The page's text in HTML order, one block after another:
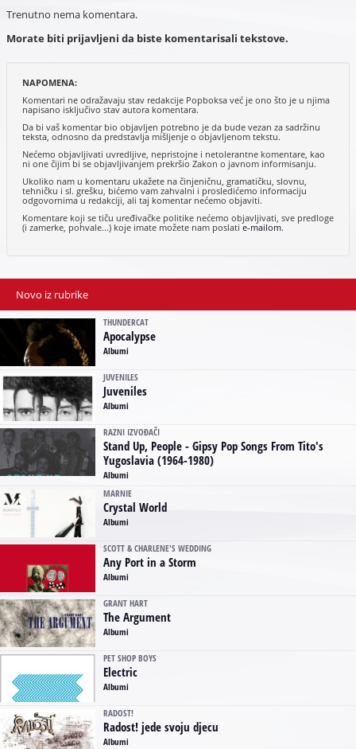
Trenutno nema komentara.
Morate biti prijavljeni da biste komentarisali tekstove.
NAPOMENA:
Komentari ne odražavaju stav redakcije Popboksa već je ono što je u njima
napisano isključivo stav autora komentara.
Da bi vaš komentar bio objavljen potrebno je da bude vezan za sadržinu
teksta, odnosno da predstavlja mišljenje o objavljenom tekstu.
Nećemo objavljivati uvredljive, nepristojne i netolerantne komentare, kao
ni one čijim bi se objavljivanjem prekršio Zakon o javnom informisanju.
Ukoliko nam u komentaru ukažete na činjeničnu, gramatičku, slovnu,
tehničku i sl. grešku, bićemo vam zahvalni i prosledićemo informaciju
odgovornima u redakciji, ali taj komentar nećemo objaviti.
Komentare koji se tiču uređivačke politike nećemo objavljivati, sve predloge
(i zamerke, pohvale...) koje imate možete nam poslatie-mailom.
Novo iz rubrike
THUNDERCAT
Apocalypse
Albumi
JUVENILES
Juveniles
Albumi
RAZNI IZVOĐAČI
Stand Up, People - Gipsy Pop Songs From Tito's
Yugoslavia (1964-1980)
Albumi
MARNIE
Crystal World
Albumi
SCOTT & CHARLENE'S WEDDING
Any Port in a Storm
Albumi
GRANT HART
The Argument
Albumi
PET SHOP BOYS
Electric
Albumi
RADOST!
Radost! jede svoju djecu
Albumi